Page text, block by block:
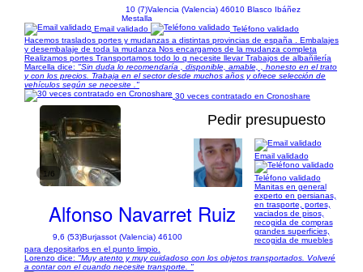
10 (7)Valencia (Valencia) 46010 Blasco Ibáñez
Mestalla
Email validado
Teléfono validado
Hacemos traslados portes y mudanzas a distintas provincias de españa . Embalajes
y desembalaje de toda la mudanza Nos encargamos de la mudanza completa
Realizamos portes Transportamos todo lo q necesite llevar Trabajos de albañilería
Marcella dice: "Sin duda lo recomendaría , disponible, amable, , honesto en el trato
y con los precios. Trabaja en el sector desde muchos años y ofrece selección de
vehículos según se necesite ."
30 veces contratado en Cronoshare
1/6
Pedir presupuesto
Alfonso Navarret Ruiz
9,6 (53)Burjassot (Valencia) 46100
Email validado
Teléfono validado
Manitas en general
experto en persianas,
en trasporte, portes,
vaciados de pisos,
recogida de compras
grandes superficies,
recogida de muebles
para depositarlos en el punto limpio.
Lorenzo dice: "Muy atento y muy cuidadoso con los objetos transportados. Volveré
a contar con el cuando necesite transporte. "